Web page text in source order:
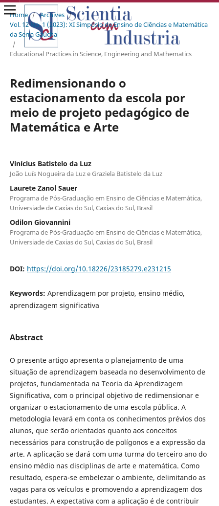
Home / Archives /
Vol. 12 No. 1 (2023): XI Simpósio de Ensino de Ciências e Matemática
da Serra Gaúcha
/
Educational Practices in Science, Engineering and Mathematics
Redimensionando o
estacionamento da escola por
meio de projeto pedagógico de
Matemática e Arte
Vinícius Batistelo da Luz
João Luís Nogueira da Luz e Graziela Batistelo da Luz
Laurete Zanol Sauer
Programa de Pós-Graduação em Ensino de Ciências e Matemática,
Universiade de Caxias do Sul, Caxias do Sul, Brasil
Odilon Giovannini
Programa de Pós-Graduação em Ensino de Ciências e Matemática,
Universiade de Caxias do Sul, Caxias do Sul, Brasil
DOI: https://doi.org/10.18226/23185279.e231215
Keywords: Aprendizagem por projeto, ensino médio,
aprendizagem significativa
Abstract
O presente artigo apresenta o planejamento de uma
situação de aprendizagem baseada no desenvolvimento de
projetos, fundamentada na Teoria da Aprendizagem
Significativa, com o principal objetivo de redimensionar e
organizar o estacionamento de uma escola pública. A
metodologia levará em conta os conhecimentos prévios dos
alunos, que serão orientados quanto aos conceitos
necessários para construção de polígonos e a expressão da
arte. A aplicação se dará com uma turma do terceiro ano do
ensino médio nas disciplinas de arte e matemática. Como
resultado, espera-se embelezar o ambiente, delimitando as
vagas para os veículos e promovendo a aprendizagem dos
estudantes. A expectativa com a aplicação é de contribuir